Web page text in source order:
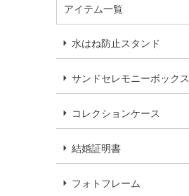
アイテム一覧
水はね防止スタンド
サンドセレモニーボックス
コレクションケース
結婚証明書
フォトフレーム